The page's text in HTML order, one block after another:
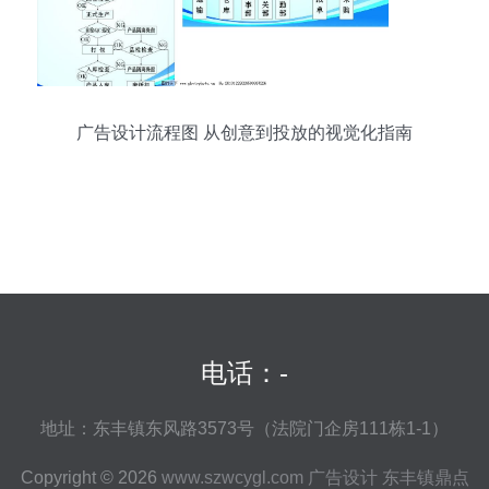
广告设计流程图 从创意到投放的视觉化指南
电话：-
地址：东丰镇东风路3573号（法院门企房111栋1-1）
Copyright © 2026 www.szwcygl.com 广告设计 东丰镇鼎点